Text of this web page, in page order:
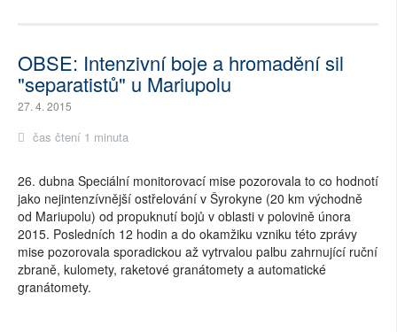
OBSE: Intenzivní boje a hromadění sil
"separatistů" u Mariupolu
27. 4. 2015
čas čtení 1 minuta
26. dubna Speciální monitorovací mise pozorovala to co hodnotí
jako nejintenzívnější ostřelování v Šyrokyne (20 km východně
od Mariupolu) od propuknutí bojů v oblasti v polovině února
2015. Posledních 12 hodin a do okamžiku vzniku této zprávy
mise pozorovala sporadickou až vytrvalou palbu zahrnující ruční
zbraně, kulomety, raketové granátomety a automatické
granátomety.